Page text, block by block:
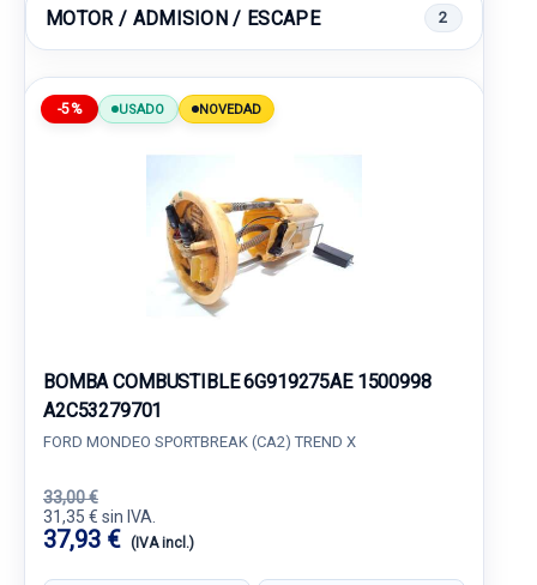
MOTOR / ADMISION / ESCAPE 2
-5% USADO NOVEDAD
BOMBA COMBUSTIBLE 6G919275AE 1500998
A2C53279701
FORD MONDEO SPORTBREAK (CA2) TREND X
33,00 €
31,35 € sin IVA.
37,93 € (IVA incl.)